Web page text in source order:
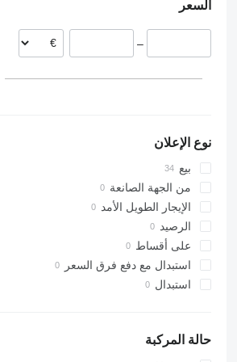
323
336
340
345
349
365
374
375
420
السعر
–
نوع الإعلان
بيع
من الجهة الصانعة
الإيجار الطويل الأمد
الرصيد
على أقساط
استبدال مع دفع فرق السعر
استبدال
حالة المركبة